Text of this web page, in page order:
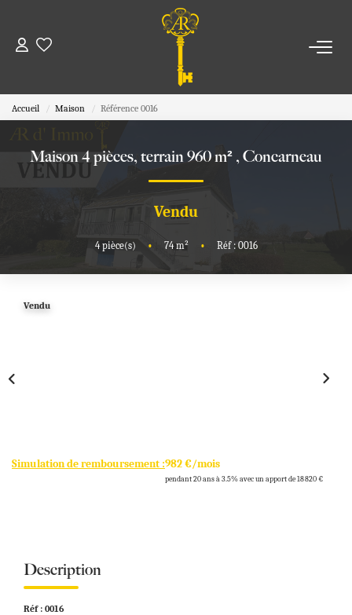
ACHETER
ESTIMER
NOTRE AGENCE
Accueil Maison Référence 0016
Maison 4 pièces, terrain 960 m² ,Concarneau
Vendu
4pièce(s) • 74m² • Réf : 0016
Vendu
Simulation de remboursement :982 €/mois
pendant 20 ans à 3.5% avec un apport de 18 820 €
Description
Réf : 0016